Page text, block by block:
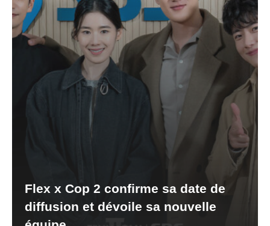
Flex x Cop 2 confirme sa date de
diffusion et dévoile sa nouvelle